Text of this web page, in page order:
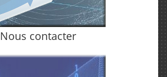
Nous contacter